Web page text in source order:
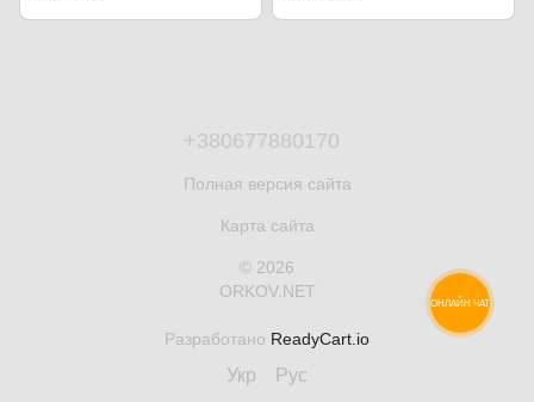
+380677880170
Полная версия сайта
Карта сайта
© 2026
ORKOV.NET
Разработано ReadyCart.io
Укр Рус
ОНЛАЙН ЧАТ